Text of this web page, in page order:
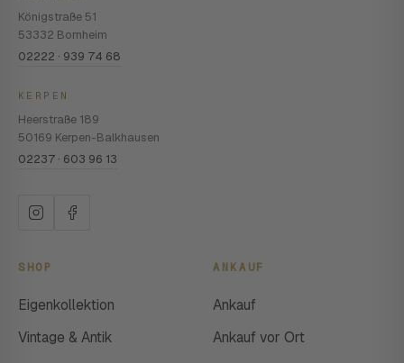
Königstraße 51
53332 Bornheim
02222 · 939 74 68
KERPEN
Heerstraße 189
50169 Kerpen-Balkhausen
02237 · 603 96 13
SHOP
Eigenkollektion
Vintage & Antik
ANKAUF
Ankauf
Ankauf vor Ort